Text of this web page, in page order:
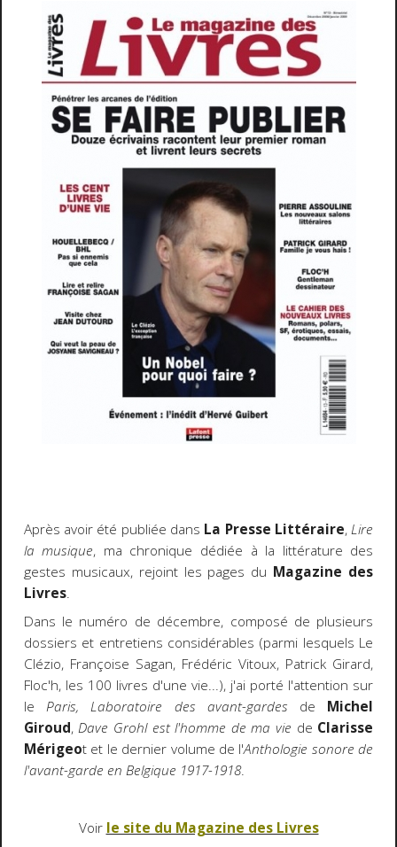
Après avoir été publiée dans La Presse Littéraire,Lire
la musique, ma chronique dédiée à la littérature des
gestes musicaux, rejoint les pages du Magazine des
Livres.
Dans le numéro de décembre, composé de plusieurs
dossiers et entretiens considérables (parmi lesquels Le
Clézio, Françoise Sagan, Frédéric Vitoux, Patrick Girard,
Floc'h, les 100 livres d'une vie...), j'ai porté l'attention sur
leParis, Laboratoire des avant-gardes de Michel
Giroud,Dave Grohl est l'homme de ma vie de Clarisse
Mérigeot et le dernier volume de l'Anthologie sonore de
l'avant-garde en Belgique 1917-1918.
Voir le site du Magazine des Livres